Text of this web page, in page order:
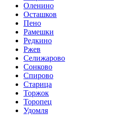
Оленино
Осташков
Пено
Рамешки
Редкино
Ржев
Селижарово
Сонково
Спирово
Старица
Торжок
Торопец
Удомля